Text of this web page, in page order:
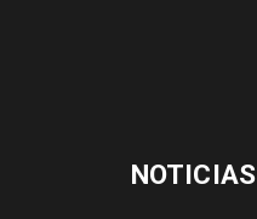
NOTICIAS